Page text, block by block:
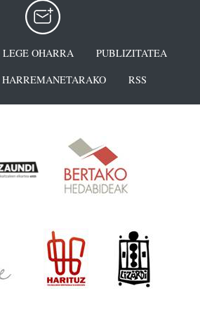
LEGE OHARRA
PUBLIZITATEA
HARREMANETARAKO RSS